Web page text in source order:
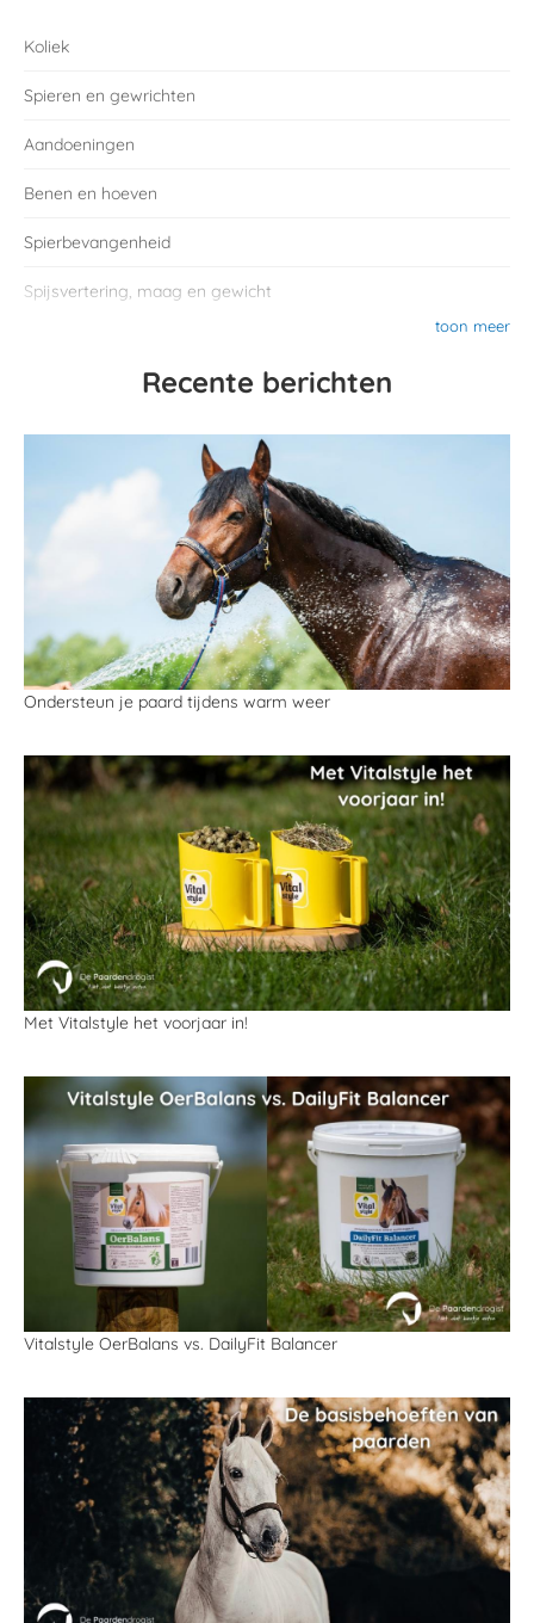
Koliek
Spieren en gewrichten
Aandoeningen
Benen en hoeven
Spierbevangenheid
Spijsvertering, maag en gewicht
toon meer
Recente berichten
Ondersteun je paard tijdens warm weer
Met Vitalstyle het voorjaar in!
Vitalstyle OerBalans vs. DailyFit Balancer